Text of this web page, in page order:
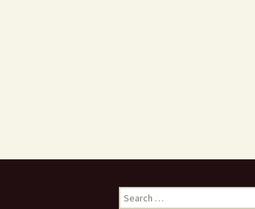
Search